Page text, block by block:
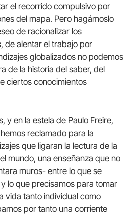
el recorrido compulsivo por
del mapa. Pero hagámoslo
de racionalizar los
de alentar el trabajo por
globalizados no podemos
de la historia del saber, del
ciertos conocimientos
y en la estela de Paulo Freire,
reclamado para la
que ligaran la lectura de la
mundo, una enseñanza que no
muros- entre lo que se
lo que precisamos para tomar
vida tanto individual como
por tanto una corriente